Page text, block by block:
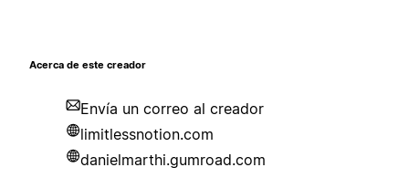
Acerca de este creador
Envía un correo al creador
limitlessnotion.com
danielmarthi.gumroad.com